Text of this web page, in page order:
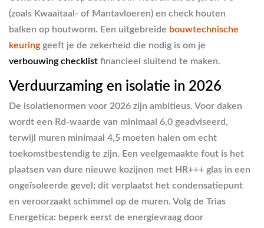
(zoals Kwaaitaal- of Mantavloeren) en check houten
balken op houtworm. Een uitgebreide bouwtechnische
keuring geeft je de zekerheid die nodig is om je
verbouwing checklist financieel sluitend te maken.
Verduurzaming en isolatie in 2026
De isolatienormen voor 2026 zijn ambitieus. Voor daken
wordt een Rd-waarde van minimaal 6,0 geadviseerd,
terwijl muren minimaal 4,5 moeten halen om echt
toekomstbestendig te zijn. Een veelgemaakte fout is het
plaatsen van dure nieuwe kozijnen met HR+++ glas in een
ongeïsoleerde gevel; dit verplaatst het condensatiepunt
en veroorzaakt schimmel op de muren. Volg de Trias
Energetica: beperk eerst de energievraag door